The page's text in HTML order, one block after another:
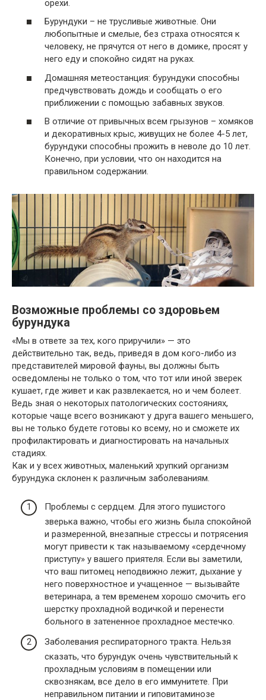
орехи.
Бурундуки – не трусливые животные. Они
любопытные и смелые, без страха относятся к
человеку, не прячутся от него в домике, просят у
него еду и спокойно сидят на руках.
Домашняя метеостанция: бурундуки способны
предчувствовать дождь и сообщать о его
приближении с помощью забавных звуков.
В отличие от привычных всем грызунов – хомяков
и декоративных крыс, живущих не более 4-5 лет,
бурундуки способны прожить в неволе до 10 лет.
Конечно, при условии, что он находится на
правильном содержании.
Возможные проблемы со здоровьем
бурундука
«Мы в ответе за тех, кого приручили» — это
действительно так, ведь, приведя в дом кого-либо из
представителей мировой фауны, вы должны быть
осведомлены не только о том, что тот или иной зверек
кушает, где живет и как развлекается, но и чем болеет.
Ведь зная о некоторых патологических состояниях,
которые чаще всего возникают у друга вашего меньшего,
вы не только будете готовы ко всему, но и сможете их
профилактировать и диагностировать на начальных
стадиях.
Как и у всех животных, маленький хрупкий организм
бурундука склонен к различным заболеваниям.
Проблемы с сердцем. Для этого пушистого
зверька важно, чтобы его жизнь была спокойной
и размеренной, внезапные стрессы и потрясения
могут привести к так называемому «сердечному
приступу» у вашего приятеля. Если вы заметили,
что ваш питомец неподвижно лежит, дыхание у
него поверхностное и учащенное — вызывайте
ветеринара, а тем временем хорошо смочить его
шерстку прохладной водичкой и перенести
больного в затененное прохладное местечко.
Заболевания респираторного тракта. Нельзя
сказать, что бурундук очень чувствительный к
прохладным условиям в помещении или
сквознякам, все дело в его иммунитете. При
неправильном питании и гиповитаминозе